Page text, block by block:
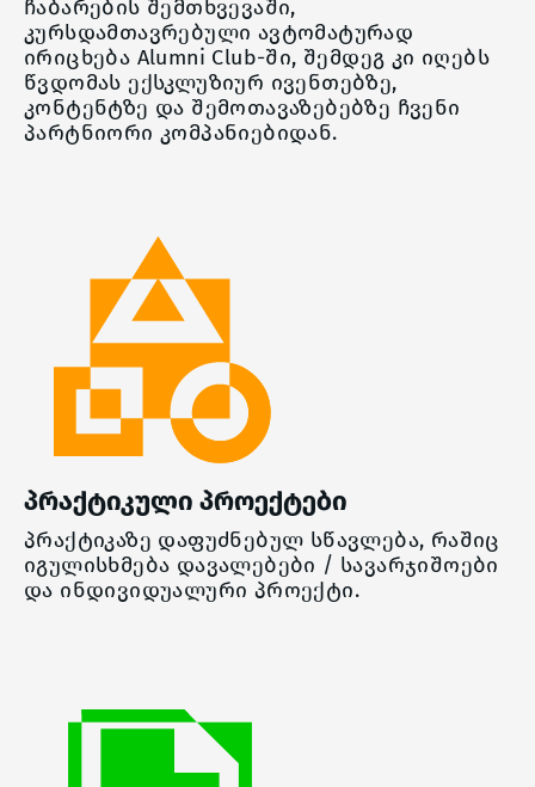
ჩაბარების შემთხვევაში,
კურსდამთავრებული ავტომატურად
ირიცხება Alumni Club-ში, შემდეგ კი იღებს
წვდომას ექსკლუზიურ ივენთებზე,
კონტენტზე და შემოთავაზებებზე ჩვენი
პარტნიორი კომპანიებიდან.
პრაქტიკული პროექტები
პრაქტიკაზე დაფუძნებულ სწავლება, რაშიც
იგულისხმება დავალებები / სავარჯიშოები
და ინდივიდუალური პროექტი.